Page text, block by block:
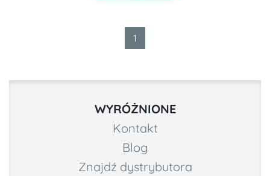
1
WYRÓŻNIONE
Kontakt
Blog
Znajdź dystrybutora